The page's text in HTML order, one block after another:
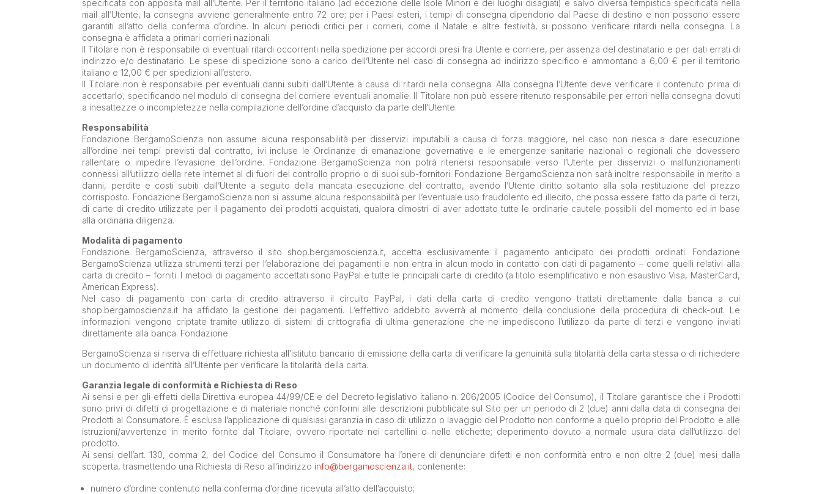
specificata con apposita mail all’Utente. Per il territorio italiano (ad eccezione delle Isole Minori e dei luoghi disagiati) e salvo diversa tempistica specificata nella
mail all’Utente, la consegna avviene generalmente entro 72 ore; per i Paesi esteri, i tempi di consegna dipendono dal Paese di destino e non possono essere
garantiti all’atto della conferma d’ordine. In alcuni periodi critici per i corrieri, come il Natale e altre festività, si possono verificare ritardi nella consegna. La
consegna è affidata a primari corrieri nazionali.
Il Titolare non è responsabile di eventuali ritardi occorrenti nella spedizione per accordi presi fra Utente e corriere, per assenza del destinatario e per dati errati di
indirizzo e/o destinatario. Le spese di spedizione sono a carico dell’Utente nel caso di consegna ad indirizzo specifico e ammontano a 6,00 € per il territorio
italiano e 12,00 € per spedizioni all’estero.
Il Titolare non è responsabile per eventuali danni subiti dall’Utente a causa di ritardi nella consegna. Alla consegna l’Utente deve verificare il contenuto prima di
accettarlo, specificando nel modulo di consegna del corriere eventuali anomalie. Il Titolare non può essere ritenuto responsabile per errori nella consegna dovuti
a inesattezze o incompletezze nella compilazione dell’ordine d’acquisto da parte dell’Utente.
Responsabilità
Fondazione BergamoScienza non assume alcuna responsabilità per disservizi imputabili a causa di forza maggiore, nel caso non riesca a dare esecuzione
all’ordine nei tempi previsti dal contratto, ivi incluse le Ordinanze di emanazione governative e le emergenze sanitarie nazionali o regionali che dovessero
rallentare o impedire l’evasione dell’ordine. Fondazione BergamoScienza non potrà ritenersi responsabile verso l’Utente per disservizi o malfunzionamenti
connessi all’utilizzo della rete internet al di fuori del controllo proprio o di suoi sub-fornitori. Fondazione BergamoScienza non sarà inoltre responsabile in merito a
danni, perdite e costi subiti dall’Utente a seguito della mancata esecuzione del contratto, avendo l’Utente diritto soltanto alla sola restituzione del prezzo
corrisposto. Fondazione BergamoScienza non si assume alcuna responsabilità per l’eventuale uso fraudolento ed illecito, che possa essere fatto da parte di terzi,
di carte di credito utilizzate per il pagamento dei prodotti acquistati, qualora dimostri di aver adottato tutte le ordinarie cautele possibili del momento ed in base
alla ordinaria diligenza.
Modalità di pagamento
Fondazione BergamoScienza, attraverso il sito shop.bergamoscienza.it, accetta esclusivamente il pagamento anticipato dei prodotti ordinati. Fondazione
BergamoScienza utilizza strumenti terzi per l’elaborazione dei pagamenti e non entra in alcun modo in contatto con dati di pagamento – come quelli relativi alla
carta di credito – forniti. I metodi di pagamento accettati sono PayPal e tutte le principali carte di credito (a titolo esemplificativo e non esaustivo Visa, MasterCard,
American Express).
Nel caso di pagamento con carta di credito attraverso il circuito PayPal, i dati della carta di credito vengono trattati direttamente dalla banca a cui
shop.bergamoscienza.it ha affidato la gestione dei pagamenti. L’effettivo addebito avverrà al momento della conclusione della procedura di check-out. Le
informazioni vengono criptate tramite utilizzo di sistemi di crittografia di ultima generazione che ne impediscono l’utilizzo da parte di terzi e vengono inviati
direttamente alla banca. Fondazione
BergamoScienza si riserva di effettuare richiesta all’istituto bancario di emissione della carta di verificare la genuinità sulla titolarità della carta stessa o di richiedere
un documento di identità all’Utente per verificare la titolarità della carta.
Garanzia legale di conformità e Richiesta di Reso
Ai sensi e per gli effetti della Direttiva europea 44/99/CE e del Decreto legislativo italiano n. 206/2005 (Codice del Consumo), il Titolare garantisce che i Prodotti
sono privi di difetti di progettazione e di materiale nonché conformi alle descrizioni pubblicate sul Sito per un periodo di 2 (due) anni dalla data di consegna dei
Prodotti al Consumatore. È esclusa l’applicazione di qualsiasi garanzia in caso di: utilizzo o lavaggio del Prodotto non conforme a quello proprio del Prodotto e alle
istruzioni/avvertenze in merito fornite dal Titolare, ovvero riportate nei cartellini o nelle etichette; deperimento dovuto a normale usura data dall’utilizzo del
prodotto.
Ai sensi dell’art. 130, comma 2, del Codice del Consumo il Consumatore ha l’onere di denunciare difetti e non conformità entro e non oltre 2 (due) mesi dalla
scoperta, trasmettendo una Richiesta di Reso all’indirizzo info@bergamoscienza.it, contenente:
numero d’ordine contenuto nella conferma d’ordine ricevuta all’atto dell’acquisto;